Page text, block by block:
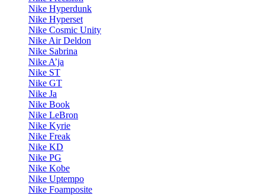
Nike Hyperdunk
Nike Hyperset
Nike Cosmic Unity
Nike Air Deldon
Nike Sabrina
Nike A’ja
Nike ST
Nike GT
Nike Ja
Nike Book
Nike LeBron
Nike Kyrie
Nike Freak
Nike KD
Nike PG
Nike Kobe
Nike Uptempo
Nike Foamposite